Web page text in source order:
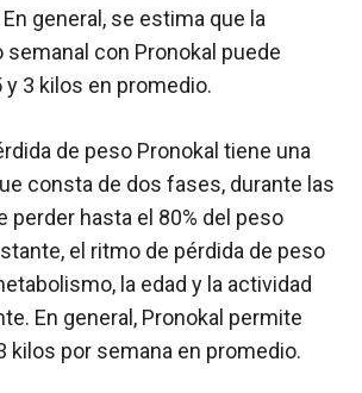
general, se estima que la
semanal con Pronokal puede
y 3 kilos en promedio.
de peso Pronokal tiene una
consta de dos fases, durante las
perder hasta el 80% del peso
el ritmo de pérdida de peso
la edad y la actividad
En general, Pronokal permite
kilos por semana en promedio.